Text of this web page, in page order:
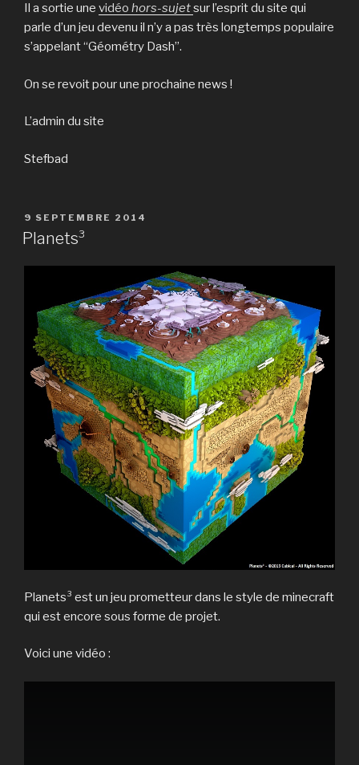
Il a sortie une vidéo hors-sujetsur l’esprit du site qui
parle d’un jeu devenu il n’y a pas très longtemps populaire
s’appelant “Géométry Dash”.
On se revoit pour une prochaine news !
L’admin du site
Stefbad
PUBLIÉ
LE
9 SEPTEMBRE 2014
Planets³
Planets³ est un jeu prometteur dans le style de minecraft
qui est encore sous forme de projet.
Voici une vidéo :